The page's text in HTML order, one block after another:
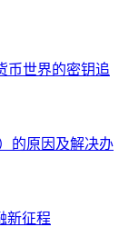
币世界的密钥追
的原因及解决办
新征程